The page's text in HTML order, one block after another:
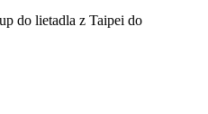
do lietadla z Taipei do